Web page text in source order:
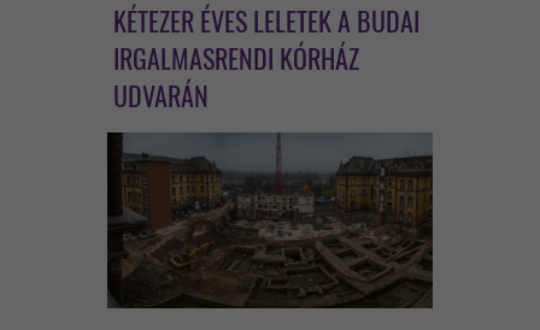
KÉTEZER ÉVES LELETEK A BUDAI
IRGALMASRENDI KÓRHÁZ
UDVARÁN